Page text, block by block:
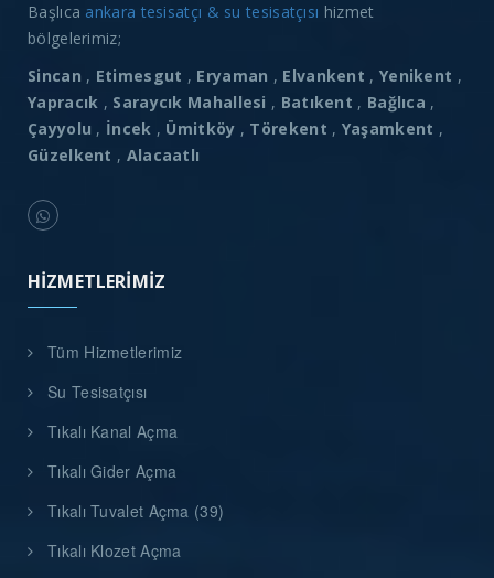
Başlıca ankara tesisatçı & su tesisatçısı hizmet
bölgelerimiz;
Sincan , Etimesgut , Eryaman , Elvankent , Yenikent ,
Yapracık , Saraycık Mahallesi , Batıkent , Bağlıca ,
Çayyolu , İncek , Ümitköy , Törekent , Yaşamkent ,
Güzelkent , Alacaatlı
HIZMETLERIMIZ
Tüm Hizmetlerimiz
Su Tesisatçısı
Tıkalı Kanal Açma
Tıkalı Gider Açma
Tıkalı Tuvalet Açma (39)
Tıkalı Klozet Açma